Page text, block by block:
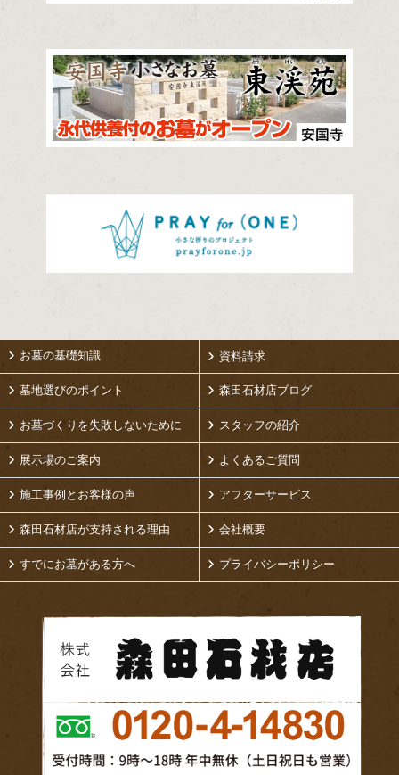
お墓の基礎知識
墓地選びのポイント
お墓づくりを失敗しないために
展示場のご案内
施工事例とお客様の声
森田石材店が支持される理由
すでにお墓がある方へ
資料請求
森田石材店ブログ
スタッフの紹介
よくあるご質問
アフターサービス
会社概要
プライバシーポリシー